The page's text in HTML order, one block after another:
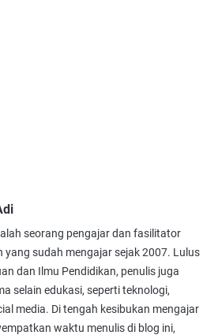
seorang pengajar dan fasilitator
yang sudah mengajar sejak 2007. Lulus
dan Ilmu Pendidikan, penulis juga
selain edukasi, seperti teknologi,
media. Di tengah kesibukan mengajar
waktu menulis di blog ini,